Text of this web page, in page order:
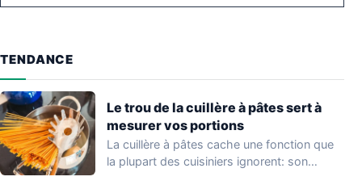
TENDANCE
Le trou de la cuillère à pâtes sert à
mesurer vos portions
La cuillère à pâtes cache une fonction que
la plupart des cuisiniers ignorent: son…